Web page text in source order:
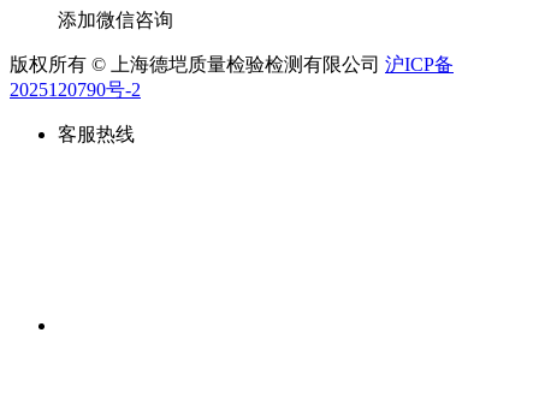
添加微信咨询
版权所有 © 上海德垲质量检验检测有限公司 沪ICP备
2025120790号-2
客服热线